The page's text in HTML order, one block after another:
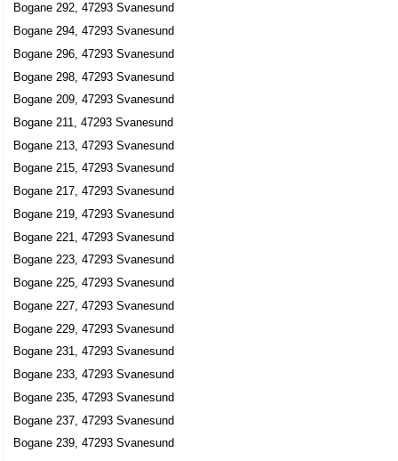
Bogane 292, 47293 Svanesund
Bogane 294, 47293 Svanesund
Bogane 296, 47293 Svanesund
Bogane 298, 47293 Svanesund
Bogane 209, 47293 Svanesund
Bogane 211, 47293 Svanesund
Bogane 213, 47293 Svanesund
Bogane 215, 47293 Svanesund
Bogane 217, 47293 Svanesund
Bogane 219, 47293 Svanesund
Bogane 221, 47293 Svanesund
Bogane 223, 47293 Svanesund
Bogane 225, 47293 Svanesund
Bogane 227, 47293 Svanesund
Bogane 229, 47293 Svanesund
Bogane 231, 47293 Svanesund
Bogane 233, 47293 Svanesund
Bogane 235, 47293 Svanesund
Bogane 237, 47293 Svanesund
Bogane 239, 47293 Svanesund